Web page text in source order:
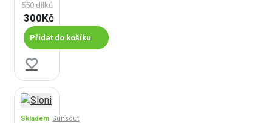
550 dílků
300Kč
Přidat do košíku
Skladem Sunsout